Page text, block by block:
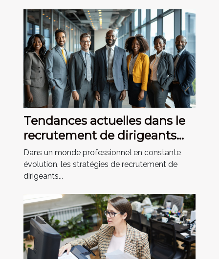
Tendances actuelles dans le
recrutement de dirigeants
commerciaux
Dans un monde professionnel en constante
évolution, les stratégies de recrutement de
dirigeants...